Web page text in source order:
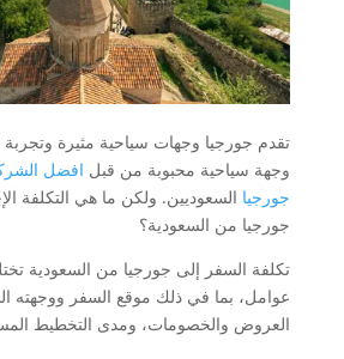
تقدم جورجيا وجهات سياحية مثيرة وتجربة
وجهة سياحية محبوبة من قبل افضل
جورجيا السعوديين. ولكن ما هي التكلفة
جورجيا من السعودية؟
تكلفة السفر إلى جورجيا من السعودية
عوامل، بما في ذلك موقع السفر ووجهته
العروض والخصومات، ومدى التخطيط